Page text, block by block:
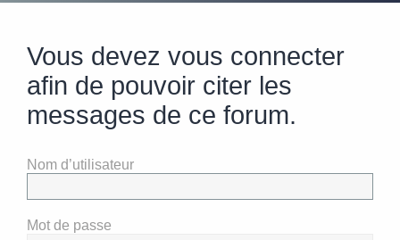
Vous devez vous connecter
afin de pouvoir citer les
messages de ce forum.
Nom d’utilisateur
Mot de passe